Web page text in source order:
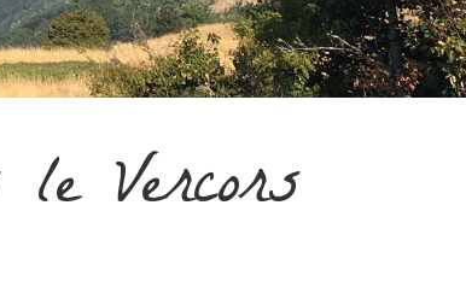
Vercors